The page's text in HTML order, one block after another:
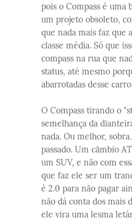
pois o Compass é uma
um projeto obsoleto,
que nada mais faz que
classe média. Só que
compass na rua que
status, até mesmo
abarrotadas desse
O Compass tirando o
semelhança da
nada. Ou melhor,
passado. Um câmbio
um SUV, e não com
que faz ele ser um
é 2.0 para não pagar
não dá conta dos mais
ele vira uma lesma